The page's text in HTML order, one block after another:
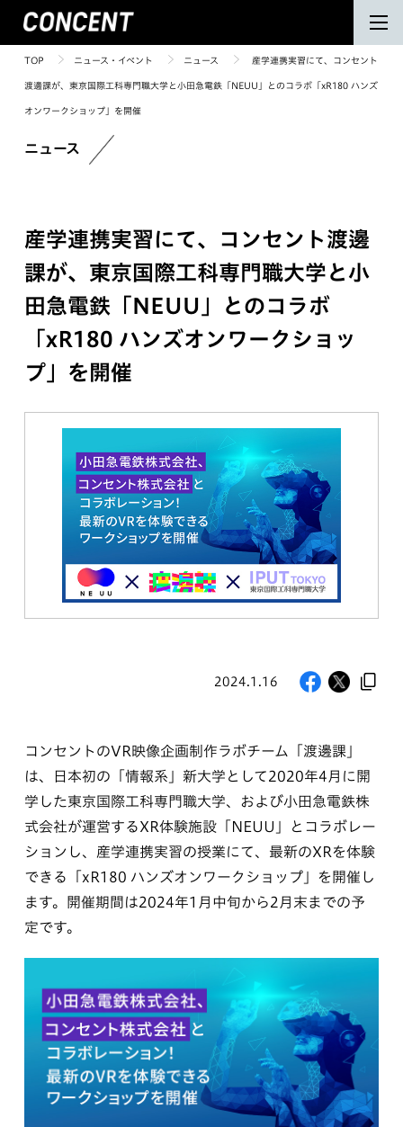
TOP ニュース・イベント ニュース 産学連携実習にて、コンセント
渡邊課が、東京国際工科専門職大学と小田急電鉄「NEUU」とのコラボ「xR180 ハンズ
オンワークショップ」を開催
ニュース
産学連携実習にて、コンセント渡邊
課が、東京国際工科専門職大学と小
田急電鉄「NEUU」とのコラボ
「xR180 ハンズオンワークショッ
プ」を開催
2024.1.16
コンセントのVR映像企画制作ラボチーム「渡邊課」
は、日本初の「情報系」新大学として2020年4月に開
学した東京国際工科専門職大学、および小田急電鉄株
式会社が運営するXR体験施設「NEUU」とコラボレー
ションし、産学連携実習の授業にて、最新のXRを体験
できる「xR180 ハンズオンワークショップ」を開催し
ます。開催期間は2024年1月中旬から2月末までの予
定です。